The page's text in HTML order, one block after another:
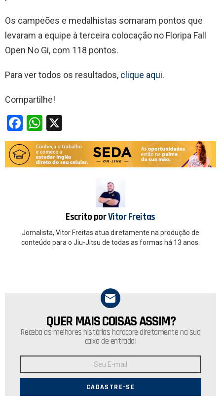
Os campeões e medalhistas somaram pontos que
levaram a equipe à terceira colocação no Floripa Fall
Open No Gi, com 118 pontos.
Para ver todos os resultados, clique aqui.
Compartilhe!
F
a
ce
b
W
h
at
s
Escrito porVitor Freitas
Jornalista, Vitor Freitas atua diretamente na produção de
conteúdo para o Jiu-Jitsu de todas as formas há 13 anos.
NEWSLETTER
QUER MAIS COISAS ASSIM?
Receba as melhores histórias hardcore diretamente na sua
caixa de entrada!
Endereço
E-